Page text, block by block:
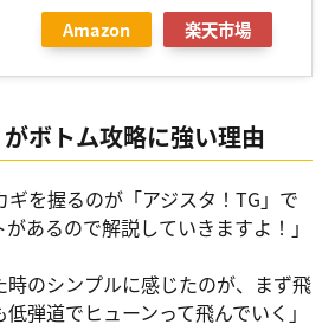
Amazon 楽天市場
がボトム攻略に強い理由
ギを握るのが「アジスタ！TG」で
あるので解説していきますよ！」
時のシンプルに感じたのが、まず飛
弾道でヒューンって飛んでいく」